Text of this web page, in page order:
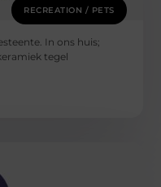
RECREATION / PETS
In ons huis;
tegel